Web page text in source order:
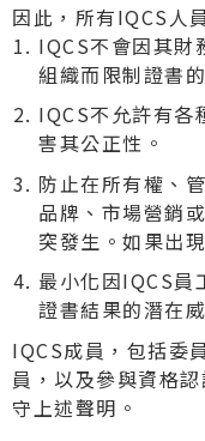
因此，所有IQCS人
IQCS不會因其財
組織而限制證書
IQCS不允許有各
害其公正性。
防止在所有權、
品牌、市場營銷
突發生。如果出
最小化因IQCS員
證書結果的潛在
IQCS成員，包括委
員，以及參與資格
守上述聲明。